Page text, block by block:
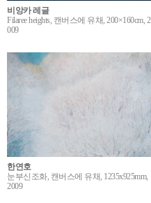
비앙카 레글
Filaree heights, 캔버스에 유채, 200×160cm, 2
009
한연호
눈부신조화, 캔버스에 유채, 1235x925mm,
2009